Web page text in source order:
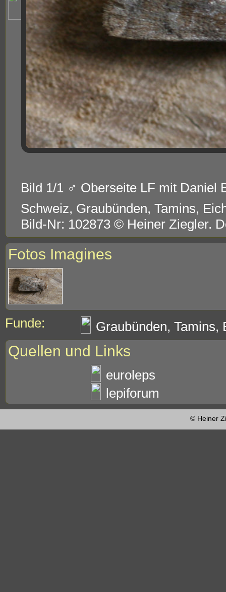
Bild 1/1 ♂ Oberseite LF mit Daniel
Schweiz, Graubünden, Tamins,
Bild-Nr: 102873 © Heiner Ziegler.
Fotos Imagines
Funde: Graubünden, Tamins,
Quellen und Links
euroleps
lepiforum
© Heiner